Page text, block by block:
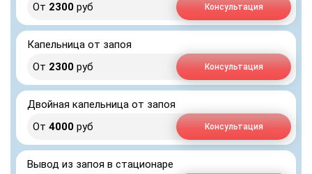
От 2300 руб Консультация
Капельница от запоя
От 2300 руб Консультация
Двойная капельница от запоя
От 4000 руб Консультация
Вывод из запоя в стационаре